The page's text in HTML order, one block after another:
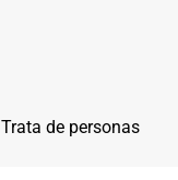
Trata de personas